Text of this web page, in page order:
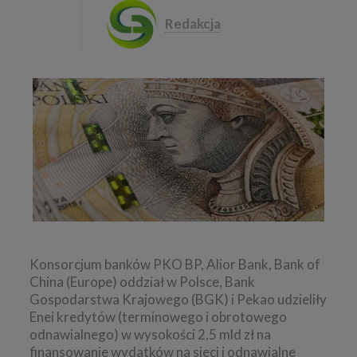
Redakcja
Konsorcjum banków PKO BP, Alior Bank, Bank of
China (Europe) oddział w Polsce, Bank
Gospodarstwa Krajowego (BGK) i Pekao udzieliły
Enei kredytów (terminowego i obrotowego
odnawialnego) w wysokości 2,5 mld zł na
finansowanie wydatków na sieci i odnawialne